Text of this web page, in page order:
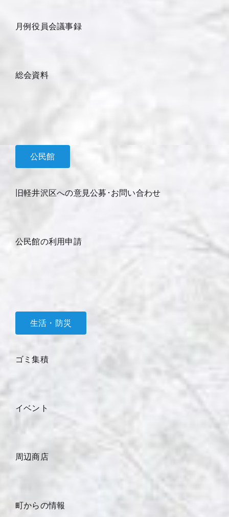
月例役員会議事録
総会資料
公民館
旧軽井沢区への意見公募･お問い合わせ
公民館の利用申請
生活・防災
ゴミ集積
イベント
周辺商店
町からの情報